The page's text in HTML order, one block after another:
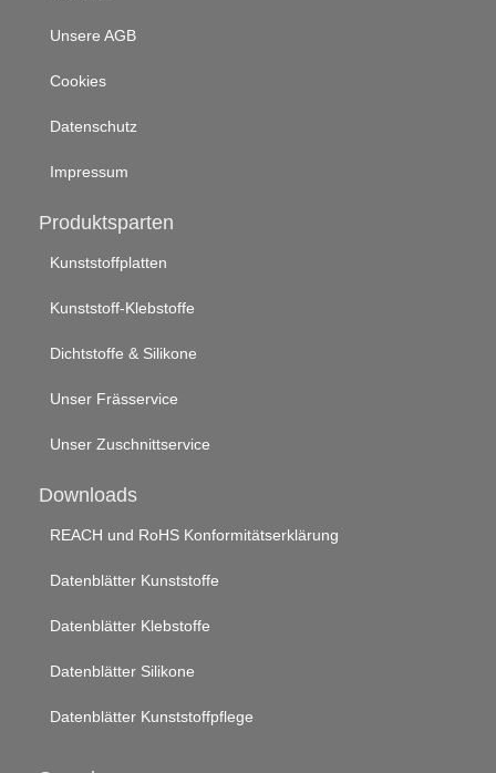
Unsere AGB
Cookies
Datenschutz
Impressum
Produktsparten
Kunststoffplatten
Kunststoff-Klebstoffe
Dichtstoffe & Silikone
Unser Frässervice
Unser Zuschnittservice
Downloads
REACH und RoHS Konformitätserklärung
Datenblätter Kunststoffe
Datenblätter Klebstoffe
Datenblätter Silikone
Datenblätter Kunststoffpflege